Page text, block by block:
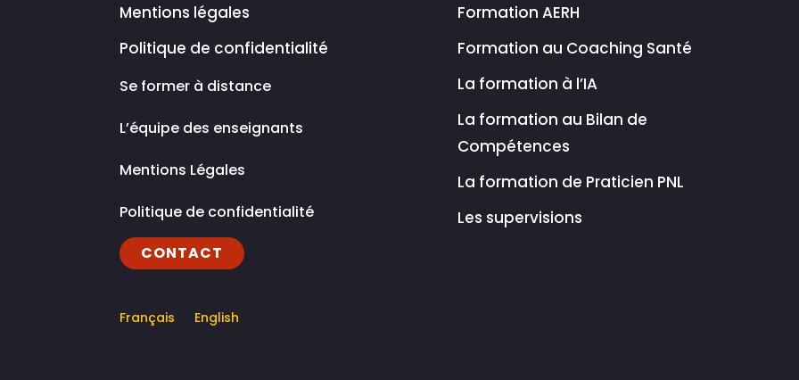
Mentions légales
Politique de confidentialité
Se former à distance
L’équipe des enseignants
Mentions Légales
Politique de confidentialité
CONTACT
Français English
Formation AERH
Formation au Coaching Santé
La formation à l’IA
La formation au Bilan de
Compétences
La formation de Praticien PNL
Les supervisions